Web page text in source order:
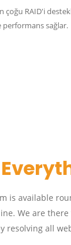
çoğu RAID'i
performans sağlar.
is available
We are
resolving all